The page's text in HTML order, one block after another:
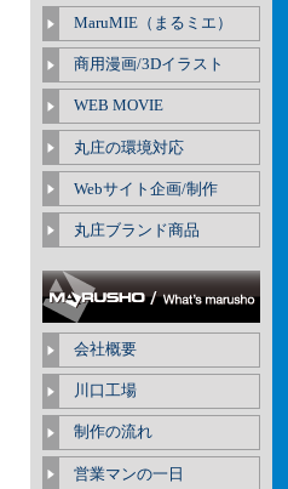
MaruMIE（まるミエ）
商用漫画/3Dイラスト
WEB MOVIE
丸庄の環境対応
Webサイト企画/制作
丸庄ブランド商品
会社概要
川口工場
制作の流れ
営業マンの一日